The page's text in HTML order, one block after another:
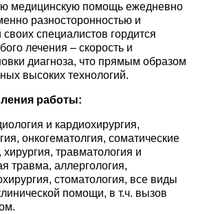
медицинскую помощь ежедневно
разносторонностью и
специалистов гордится
лечения – скорость и
диагноза, что прямым образом
высоких технологий.
работы:
и кардиохирургия,
онкогематолгия, соматические
травматология и
травма, аллергология,
стоматология, все виды
помощи, в т.ч. вызов